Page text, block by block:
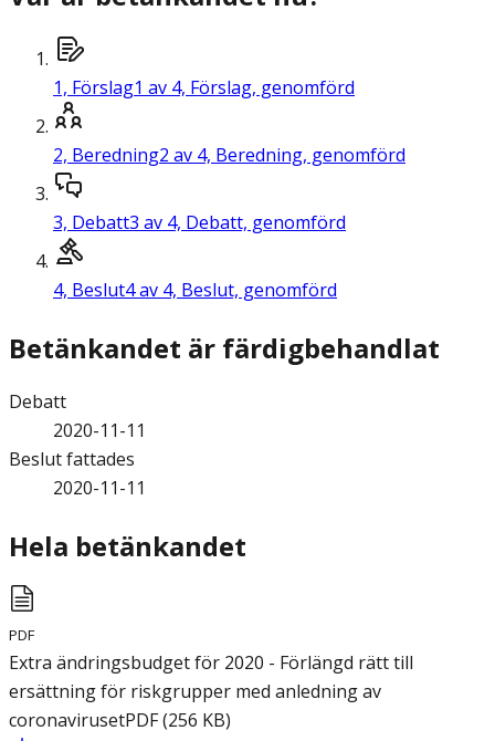
1, Förslag1 av 4, Förslag, genomförd
2, Beredning2 av 4, Beredning, genomförd
3, Debatt3 av 4, Debatt, genomförd
4, Beslut4 av 4, Beslut, genomförd
Betänkandet är färdigbehandlat
Debatt
2020-11-11
Beslut fattades
2020-11-11
Hela betänkandet
PDF
Extra ändringsbudget för 2020 - Förlängd rätt till
ersättning för riskgrupper med anledning av
coronavirusetPDF(256 KB)